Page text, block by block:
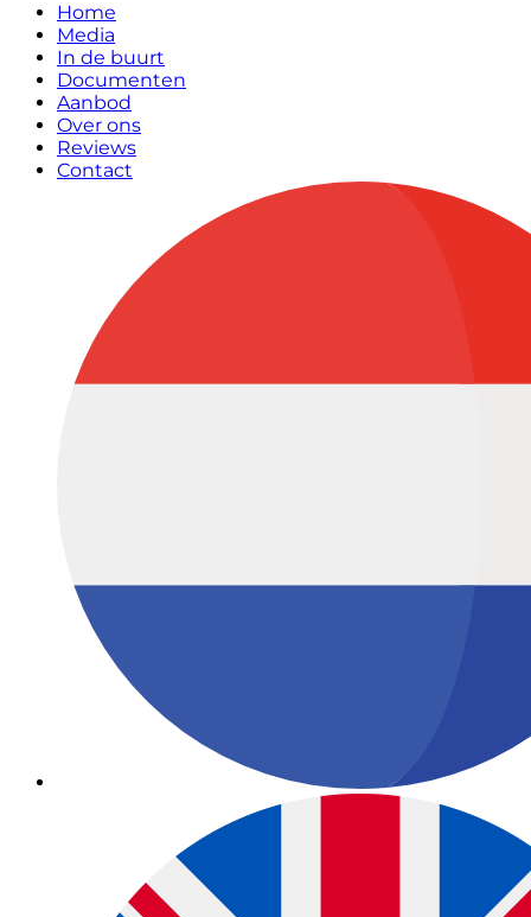
Home
Media
In de buurt
Documenten
Aanbod
Over ons
Reviews
Contact